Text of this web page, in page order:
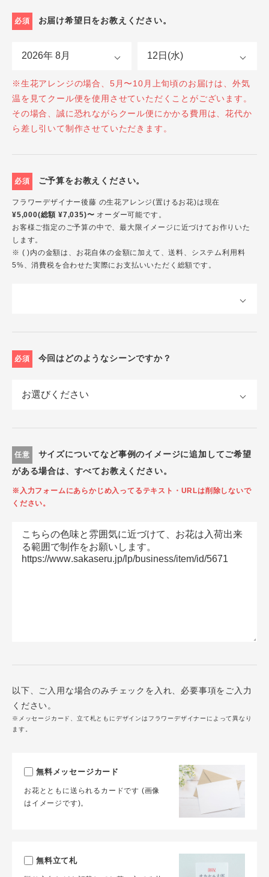
必須 お届け希望日をお教えください。
※生花アレンジの場合、5月〜10月上旬頃のお届けは、外気
温を見てクール便を使用させていただくことがございます。
その場合、誠に恐れながらクール便にかかる費用は、花代か
ら差し引いて制作させていただきます。
必須 ご予算をお教えください。
フラワーデザイナー後藤 の生花アレンジ(置けるお花)は現在
¥5,000(総額 ¥7,035)〜 オーダー可能です。
お客様ご指定のご予算の中で、最大限イメージに近づけてお作りいた
します。
※ ( )内の金額は、お花自体の金額に加えて、送料、システム利用料
5%、消費税を合わせた実際にお支払いいただく総額です。
必須 今回はどのようなシーンですか？
任意
サイズについてなど事例のイメージに追加してご希望
がある場合は、すべてお教えください。
※入力フォームにあらかじめ入ってるテキスト・URLは削除しないで
ください。
以下、ご入用な場合のみチェックを入れ、必要事項をご入力
ください。
※メッセージカード、立て札ともにデザインはフラワーデザイナーによって異なり
ます。
無料メッセージカード
お花とともに送られるカードです (画像
はイメージです)。
無料立て札